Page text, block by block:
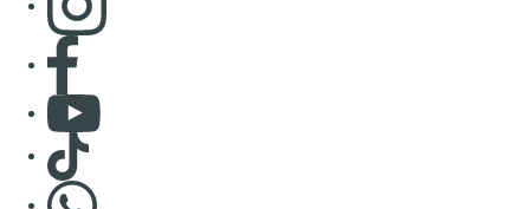
Consulter page Facebook
Consulter Youtube
Consulter TikTok